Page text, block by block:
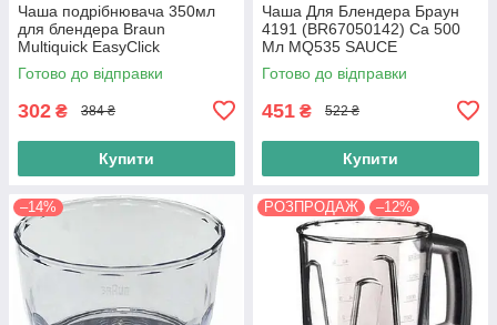
Чаша подрібнювача 350мл
для блендера Braun
Multiquick EasyClick
(AS00004190) hc
Готово до відправки
302 ₴ 384 ₴
Купити
Чаша Для Блендера Браун
4191 (BR67050142) Ca 500
Мл MQ535 SAUCE
MQ5235WH MQ3135WH
Готово до відправки
451 ₴ 522 ₴
Купити
–14% РОЗПРОДАЖ –12%